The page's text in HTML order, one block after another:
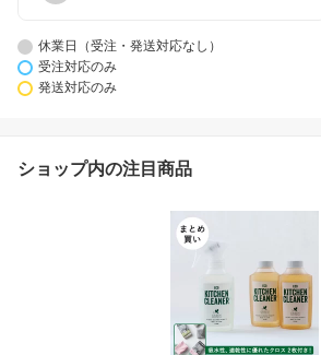
休業日（受注・発送対応なし）
受注対応のみ
発送対応のみ
ショップ内の注目商品